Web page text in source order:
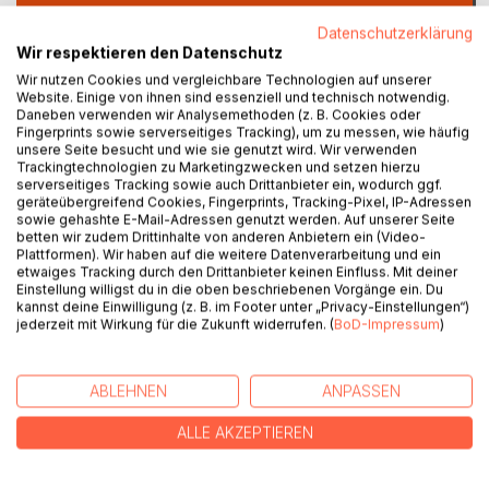
Auf die Merkliste
Titel bewerten
BESCHREIBUNG
Die göttliche Mutter erinnert uns an unser wahres
gelebte Weiblichkeit und gelebte Männlichkeit. 13 Impulse
der göttlichen Mutter für das Erwachen in die Weiblichkeit.
12 Impulse und Übungen von Erzengel Michael für das
Erwachen in die Männlichkeit. Beide begleiten uns durch
Datenschutzerklärung
Wir respektieren den Datenschutz
Wir nutzen Cookies und vergleichbare Technologien auf unserer
Website. Einige von ihnen sind essenziell und technisch notwendig.
Daneben verwenden wir Analysemethoden (z. B. Cookies oder
Fingerprints sowie serverseitiges Tracking), um zu messen, wie häufig
unsere Seite besucht und wie sie genutzt wird. Wir verwenden
Trackingtechnologien zu Marketingzwecken und setzen hierzu
serverseitiges Tracking sowie auch Drittanbieter ein, wodurch ggf.
geräteübergreifend Cookies, Fingerprints, Tracking-Pixel, IP-Adressen
sowie gehashte E-Mail-Adressen genutzt werden. Auf unserer Seite
betten wir zudem Drittinhalte von anderen Anbietern ein (Video-
Plattformen). Wir haben auf die weitere Datenverarbeitung und ein
etwaiges Tracking durch den Drittanbieter keinen Einfluss. Mit deiner
Einstellung willigst du in die oben beschriebenen Vorgänge ein. Du
kannst deine Einwilligung (z. B. im Footer unter „Privacy-Einstellungen“)
jederzeit mit Wirkung für die Zukunft widerrufen. (BoD-Impressum)
ABLEHNEN ANPASSEN
ALLE AKZEPTIEREN